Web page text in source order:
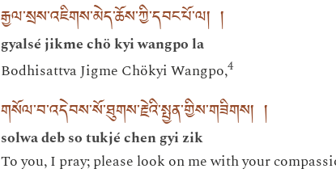
རྒྱལ་སྲས་འཇིགས་མེད་ཆོས་ཀྱི་དབང་པོ་ལ། །
gyalsé jikme chö kyi wangpo la
Bodhisattva Jigme Chökyi Wangpo,4
གསོལ་བ་འདེབས་སོ་ཐུགས་རྗེའི་སྤྱན་གྱིས་གཟིགས། །
solwa deb so tukjé chen gyi zik
To you, I pray; please look on me with your